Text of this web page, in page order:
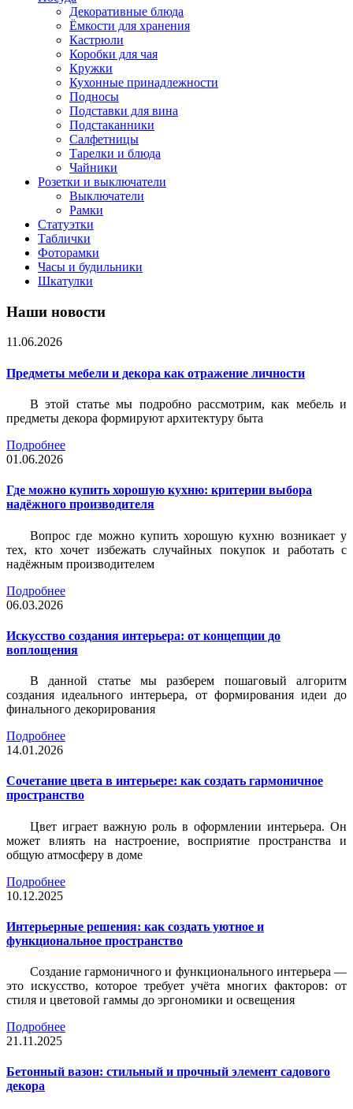
Декоративные блюда
Ёмкости для хранения
Кастрюли
Коробки для чая
Кружки
Кухонные принадлежности
Подносы
Подставки для вина
Подстаканники
Салфетницы
Тарелки и блюда
Чайники
Розетки и выключатели
Выключатели
Рамки
Статуэтки
Таблички
Фоторамки
Часы и будильники
Шкатулки
Наши новости
11.06.2026
Предметы мебели и декора как отражение личности
В этой статье мы подробно рассмотрим, как мебель и
предметы декора формируют архитектуру быта
Подробнее
01.06.2026
Где можно купить хорошую кухню: критерии выбора
надёжного производителя
Вопрос где можно купить хорошую кухню возникает у
тех, кто хочет избежать случайных покупок и работать с
надёжным производителем
Подробнее
06.03.2026
Искусство создания интерьера: от концепции до
воплощения
В данной статье мы разберем пошаговый алгоритм
создания идеального интерьера, от формирования идеи до
финального декорирования
Подробнее
14.01.2026
Сочетание цвета в интерьере: как создать гармоничное
пространство
Цвет играет важную роль в оформлении интерьера. Он
может влиять на настроение, восприятие пространства и
общую атмосферу в доме
Подробнее
10.12.2025
Интерьерные решения: как создать уютное и
функциональное пространство
Создание гармоничного и функционального интерьера —
это искусство, которое требует учёта многих факторов: от
стиля и цветовой гаммы до эргономики и освещения
Подробнее
21.11.2025
Бетонный вазон: стильный и прочный элемент садового
декора